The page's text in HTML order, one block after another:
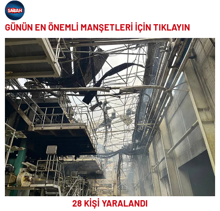
GÜNÜN EN ÖNEMLİ MANŞETLERİ İÇİN TIKLAYIN
28 KİŞİ YARALANDI